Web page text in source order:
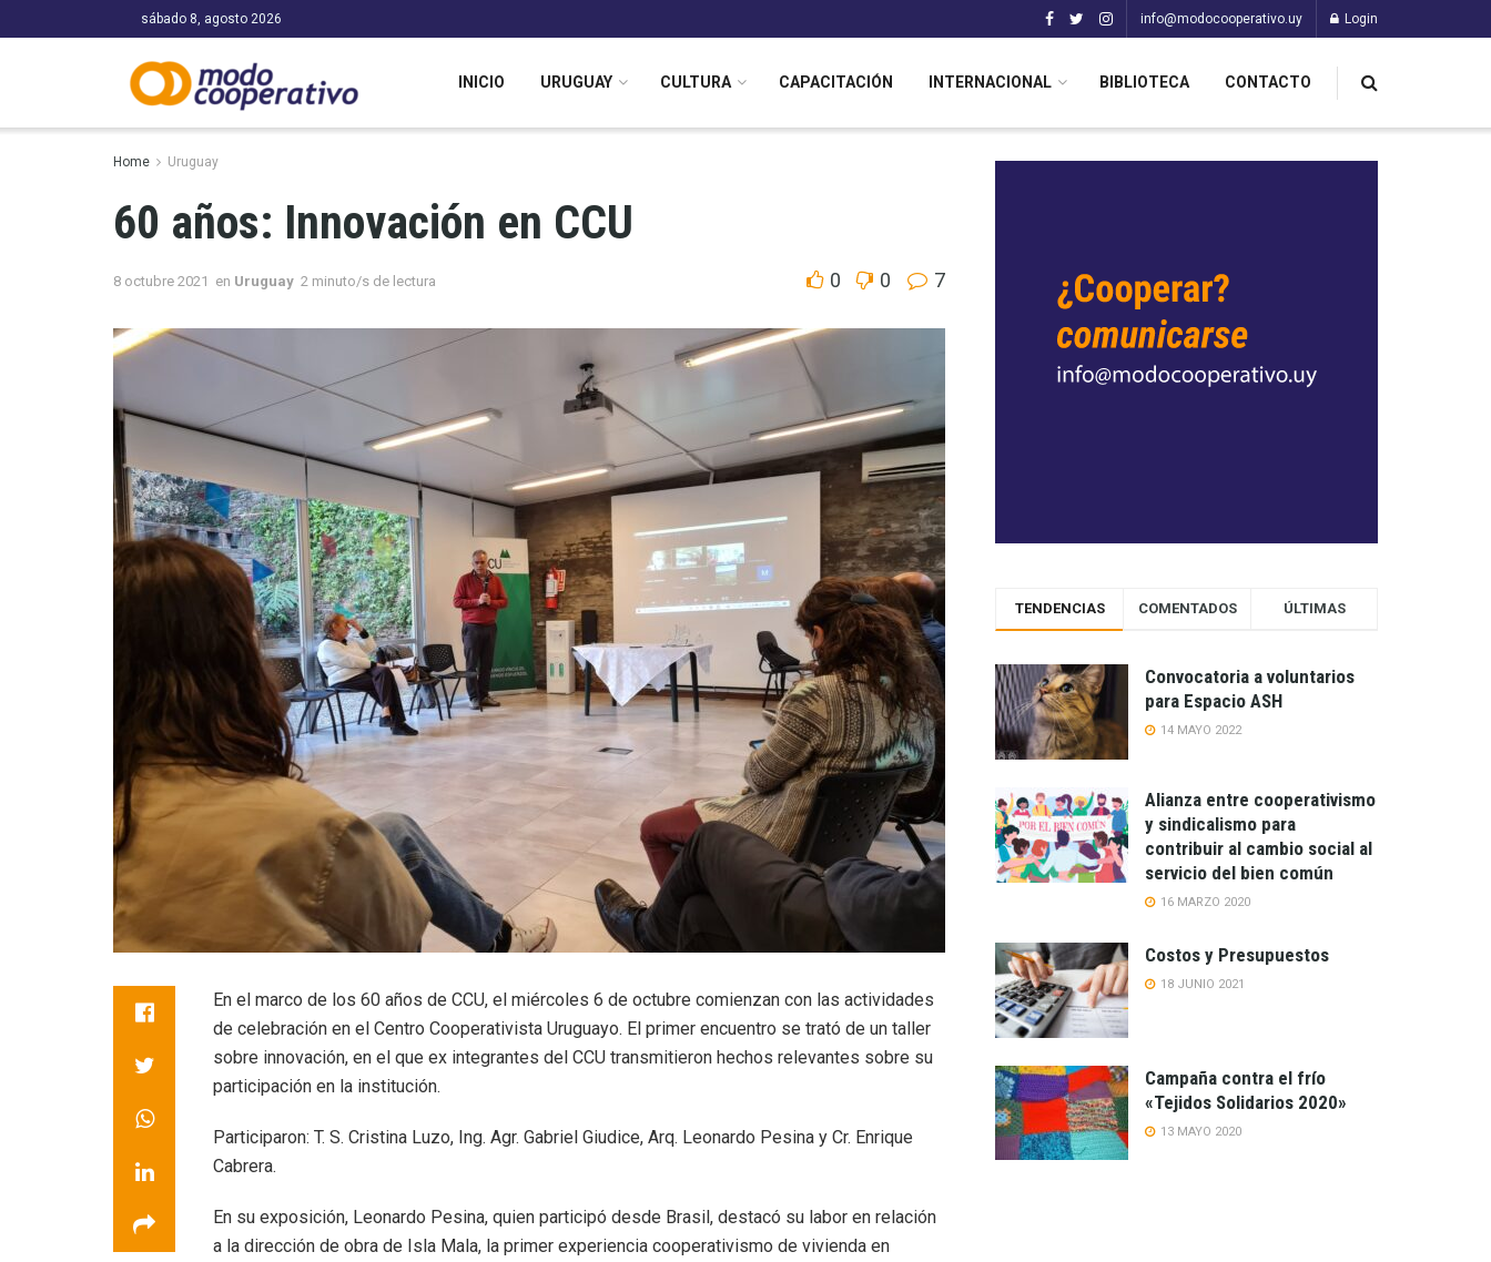
sábado 8, agosto 2026 info@modocooperativo.uy Login
INICIO URUGUAY CULTURA CAPACITACIÓN INTERNACIONAL BIBLIOTECA CONTACTO
Home Uruguay
60 años: Innovación en CCU
8 octubre 2021 en Uruguay 2 minuto/s de lectura 0 0 7
En el marco de los 60 años de CCU, el miércoles 6 de octubre comienzan con las actividades
de celebración en el Centro Cooperativista Uruguayo. El primer encuentro se trató de un taller
sobre innovación, en el que ex integrantes del CCU transmitieron hechos relevantes sobre su
participación en la institución.
Participaron: T. S. Cristina Luzo, Ing. Agr. Gabriel Giudice, Arq. Leonardo Pesina y Cr. Enrique
Cabrera.
En su exposición, Leonardo Pesina, quien participó desde Brasil, destacó su labor en relación
a la dirección de obra de Isla Mala, la primer experiencia cooperativismo de vivienda en
TENDENCIAS COMENTADOS ÚLTIMAS
Convocatoria a voluntarios
para Espacio ASH
14 MAYO 2022
Alianza entre cooperativismo
y sindicalismo para
contribuir al cambio social al
servicio del bien común
16 MARZO 2020
Costos y Presupuestos
18 JUNIO 2021
Campaña contra el frío
«Tejidos Solidarios 2020»
13 MAYO 2020